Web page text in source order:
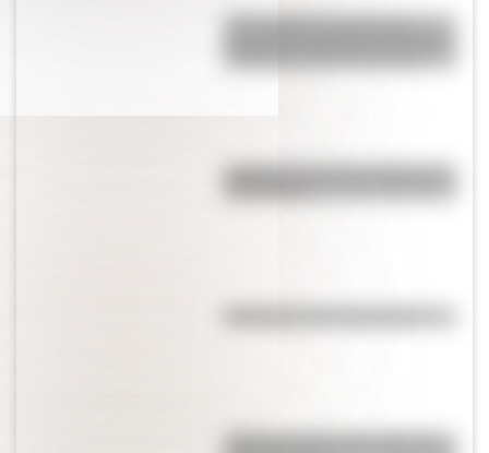
17 de agosto: actividades y
y segundo ciclo de primaria
¿Sabías cómo fue la infancia de
¿Sabías cuál fue la mascota de